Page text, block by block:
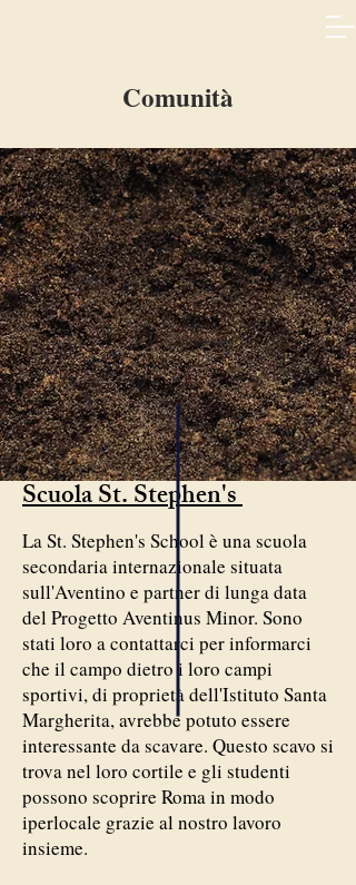
Comunità
Scuola St. Stephen's
La St. Stephen's School è una scuola
secondaria internazionale situata
sull'Aventino e partner di lunga data
del Progetto Aventinus Minor. Sono
stati loro a contattarci per informarci
che il campo dietro i loro campi
sportivi, di proprietà dell'Istituto Santa
Margherita, avrebbe potuto essere
interessante da scavare. Questo scavo si
trova nel loro cortile e gli studenti
possono scoprire Roma in modo
iperlocale grazie al nostro lavoro
insieme.